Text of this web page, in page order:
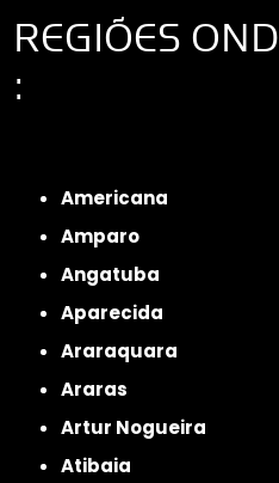
REGIÕES
:
Americana
Amparo
Angatuba
Aparecida
Araraquara
Araras
Artur Nogueira
Atibaia